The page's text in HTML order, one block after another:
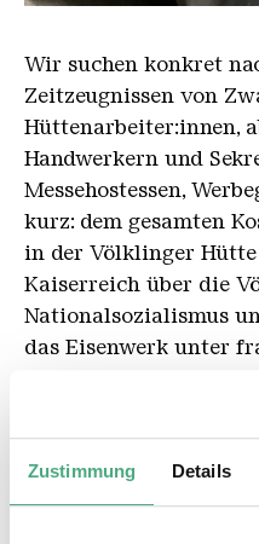
Zustimmung Details
Wir suchen konkret
Zeitzeugnissen von
Hüttenarbeiter:innen,
Handwerkern und
Messehostessen,
kurz: dem gesamten
in der Völklinger
Kaiserreich über die
Nationalsozialismus
das Eisenwerk unter
Bundesland, der
der Schließung des